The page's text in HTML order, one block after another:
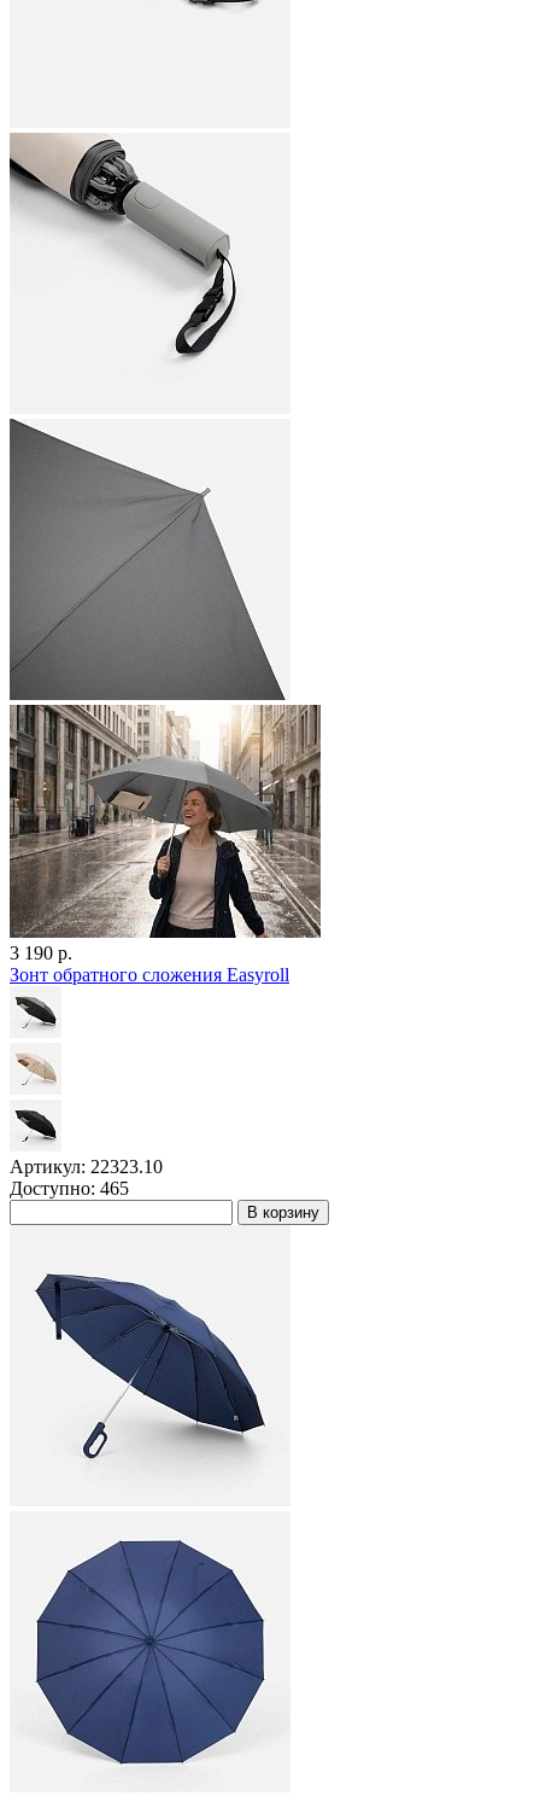
3 190 р.
Зонт обратного сложения Easyroll
Артикул: 22323.10
Доступно: 465
В корзину